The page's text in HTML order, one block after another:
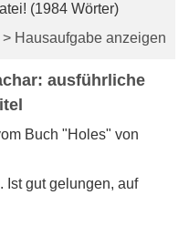
(1984 Wörter)
> Hausaufgabe anzeigen
ausführliche
Buch "Holes" von
Ist gut gelungen, auf